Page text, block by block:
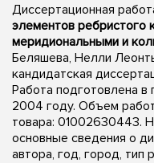
Диссертационная
элементов ребристого
меридиональными и
Беляшева, Нелли
кандидатская
Работа подготовлена
2004 году. Объем
товара: 01002630443.
основные сведения о
автора, год, город, тип